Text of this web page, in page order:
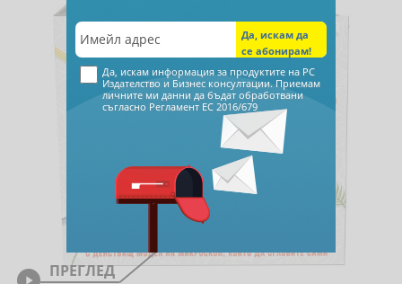
 ПРЕГЛЕД
Да, искам информация за продуктите на РС
Издателство и Бизнес консултации. Приемам
личните ми данни да бъдат обработвани
съгласно Регламент ЕС 2016/679